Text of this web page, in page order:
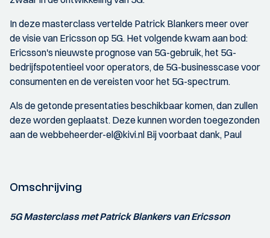
In deze masterclass vertelde Patrick Blankers meer over
de visie van Ericsson op 5G. Het volgende kwam aan bod:
Ericsson's nieuwste prognose van 5G-gebruik, het 5G-
bedrijfspotentieel voor operators, de 5G-businesscase voor
consumenten en de vereisten voor het 5G-spectrum.
Als de getonde presentaties beschikbaar komen, dan zullen
deze worden geplaatst. Deze kunnen worden toegezonden
aan de webbeheerder-el@kivi.nl Bij voorbaat dank, Paul
Omschrijving
5G Masterclass met Patrick Blankers van Ericsson